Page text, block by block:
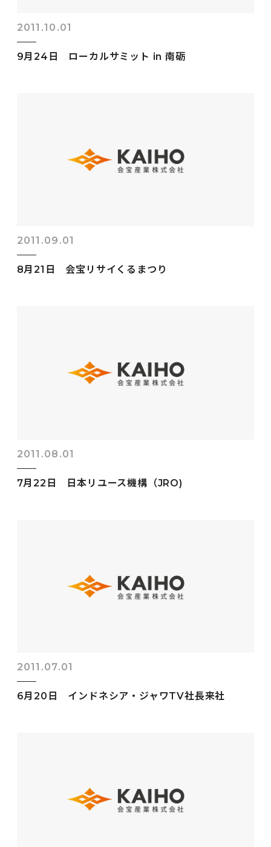
2011.10.01
9月24日 ローカルサミット in 南砺
2011.09.01
8月21日 会宝リサイくるまつり
2011.08.01
7月22日 日本リユース機構（JRO)
2011.07.01
6月20日 インドネシア・ジャワTV社長来社